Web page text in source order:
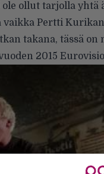
ollut tarjolla yhtä
vaikka Pertti
takana, tässä on
2015